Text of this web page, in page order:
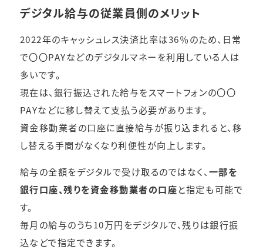
デジタル給与の従業員側のメリット
2022年のキャッシュレス決済比率は36％のため、日常
で〇〇PAYなどのデジタルマネーを利用している人は
多いです。
現在は、銀行振込された給与をスマートフォンの〇〇
PAYなどに移し替えて支払う必要があります。
資金移動業者の口座に直接給与が振り込まれると、移
し替える手間がなくなり利便性が向上します。
給与の全額をデジタルで受け取るのではなく、 一部を
銀行口座、残りを資金移動業者の口座と指定も可能で
す。
毎月の給与のうち10万円をデジタルで、残りは銀行振
込などで指定できます。